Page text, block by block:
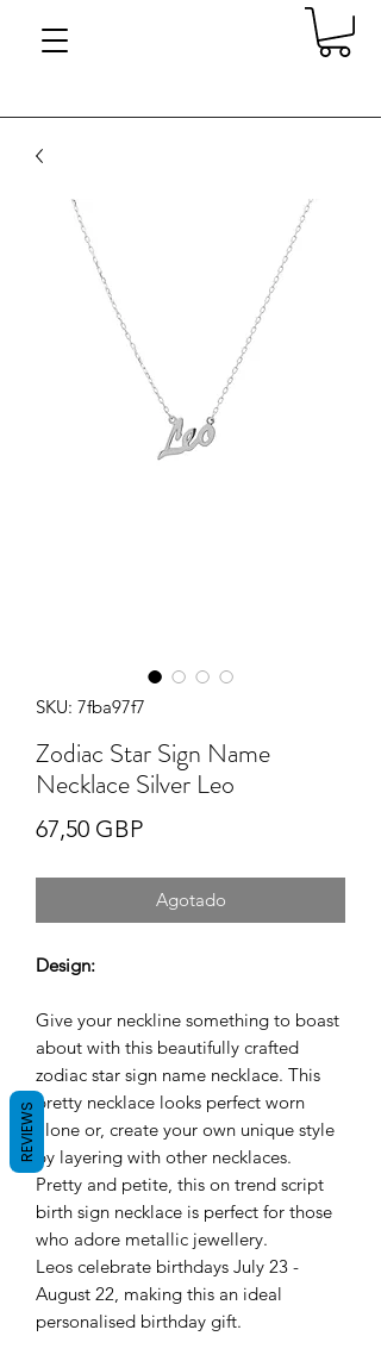
SKU: 7fba97f7
Zodiac Star Sign Name
Necklace Silver Leo
67,50 GBPPrecio
Agotado
Design:
Give your neckline something to boast
about with this beautifully crafted
zodiac star sign name necklace. This
pretty necklace looks perfect worn
alone or, create your own unique style
by layering with other necklaces.
Pretty and petite, this on trend script
birth sign necklace is perfect for those
who adore metallic jewellery.
Leos celebrate birthdays July 23 -
August 22, making this an ideal
personalised birthday gift.
REVIEWS